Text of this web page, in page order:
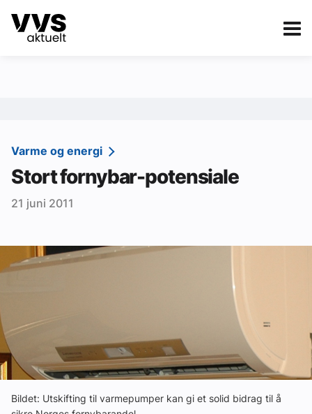
Kategorier
Sanitær
Ventilasjon
Varme og energi
Vann og avløp
Om VVS Aktuelt
Kontakt oss:
Varme og energi
Stort fornybar-potensiale
21 juni 2011
Bildet: Utskifting til varmepumper kan gi et solid bidrag til å